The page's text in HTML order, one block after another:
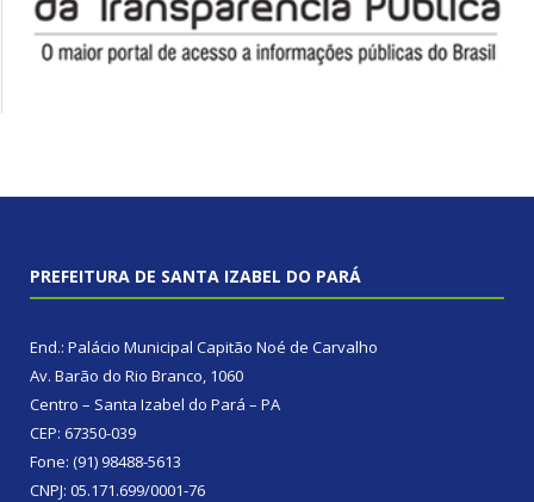
PREFEITURA DE SANTA IZABEL DO PARÁ
End.: Palácio Municipal Capitão Noé de Carvalho
Av. Barão do Rio Branco, 1060
Centro – Santa Izabel do Pará – PA
CEP: 67350-039
Fone: (91) 98488-5613
CNPJ: 05.171.699/0001-76